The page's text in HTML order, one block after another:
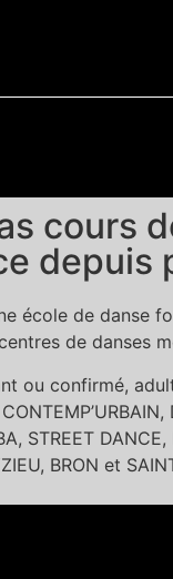
cours
depuis
école de danse
de danses
ou confirmé,
STREET
BRON et